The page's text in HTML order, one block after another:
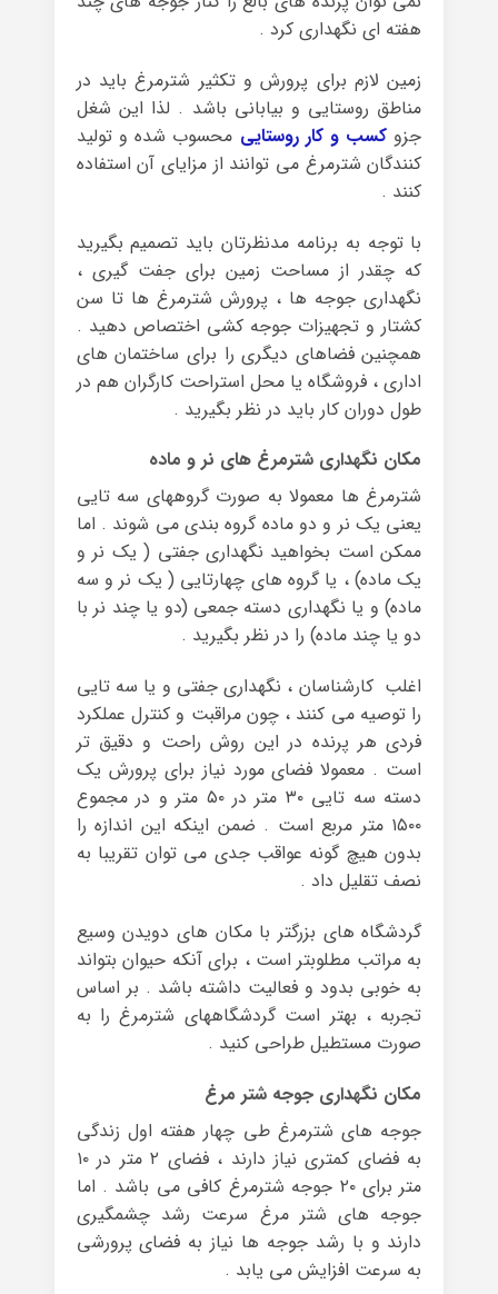
هفته ای نگهداری کرد .
زمین لازم برای پرورش و تکثیر شترمرغ باید در
مناطق روستایی و بیابانی باشد . لذا این شغل
جزو کسب و کار روستایی محسوب شده و تولید
کنندگان شترمرغ می توانند از مزایای آن استفاده
کنند .
با توجه به برنامه مدنظرتان باید تصمیم بگیرید
که چقدر از مساحت زمین برای جفت گیری ،
نگهداری ‏جوجه ها ، پرورش شترمرغ ها تا سن
کشتار و تجهیزات جوجه کشی اختصاص دهید .
همچنین ‏فضاهای دیگری را برای ساختمان های
اداری ، فروشگاه یا محل استراحت کارگران هم در
طول دوران کار باید در نظر بگیرید .
مکان نگهداری شترمرغ های نر و ماده
شترمرغ ها معمولا به صورت گروههای سه تایی
یعنی یک نر و دو ماده گروه بندی می شوند . اما
‏ممکن است بخواهید نگهداری جفتی ( یک نر و
یک ماده) ، یا گروه های چهارتایی ( یک نر و سه
ماده) و یا ‏نگهداری دسته جمعی (دو یا چند نر با
دو یا چند ماده) را در نظر بگیرید .
اغلب کارشناسان ، نگهداری جفتی و یا سه ‏تایی
را توصیه می کنند ، چون مراقبت و کنترل عملکرد
فردی هر پرنده در این روش راحت و دقیق تر
است . معمولا فضای مورد نیاز برای پرورش یک
دسته سه تایی ۳۰ متر در ۵۰ متر و در مجموع
۱۵۰۰ ‏متر مربع است . ضمن اینکه این اندازه را
بدون هیچ گونه عواقب جدی می توان تقریبا به
نصف تقلیل داد .
گردشگاه های بزرگتر با مکان های دویدن وسیع
به مراتب مطلوبتر است ، برای آنکه حیوان بتواند
به خوبی بدود و فعالیت داشته باشد . بر اساس
تجربه ، بهتر است گردشگاههای شترمرغ را به
‏صورت مستطیل طراحی کنید .
مکان نگهداری جوجه شتر مرغ
جوجه های شترمرغ طی چهار هفته اول زندگی
به فضای کمتری نیاز دارند ، فضای ۲ متر در ۱۰
متر برای ۲۰ جوجه شترمرغ کافی می باشد . اما
جوجه های شتر مرغ سرعت رشد چشمگیری
دارند و با رشد جوجه ها ‏نیاز به فضای پرورشی
به سرعت افزایش می یابد .